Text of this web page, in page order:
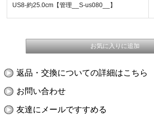
US8-約25.0cm【管理__S-us080__】
返品・交換についての詳細はこちら
お問い合わせ
友達にメールですすめる